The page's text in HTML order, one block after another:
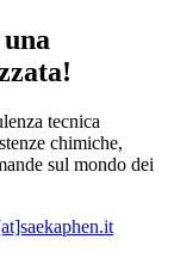
tecnica
chimiche,
sul mondo dei